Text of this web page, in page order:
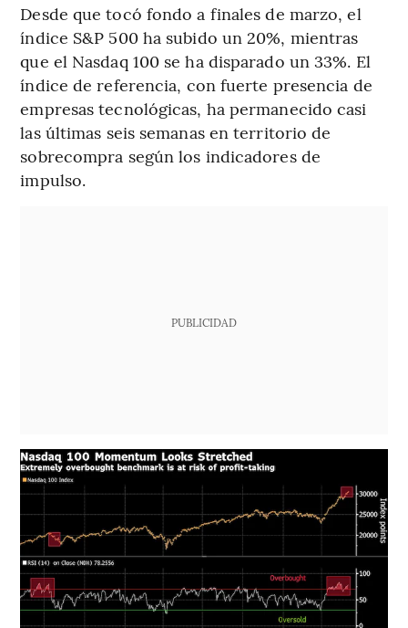
Desde que tocó fondo a finales de marzo, el
índice S&P 500 ha subido un 20%, mientras
que el Nasdaq 100 se ha disparado un 33%. El
índice de referencia, con fuerte presencia de
empresas tecnológicas, ha permanecido casi
las últimas seis semanas en territorio de
sobrecompra según los indicadores de
impulso.
PUBLICIDAD